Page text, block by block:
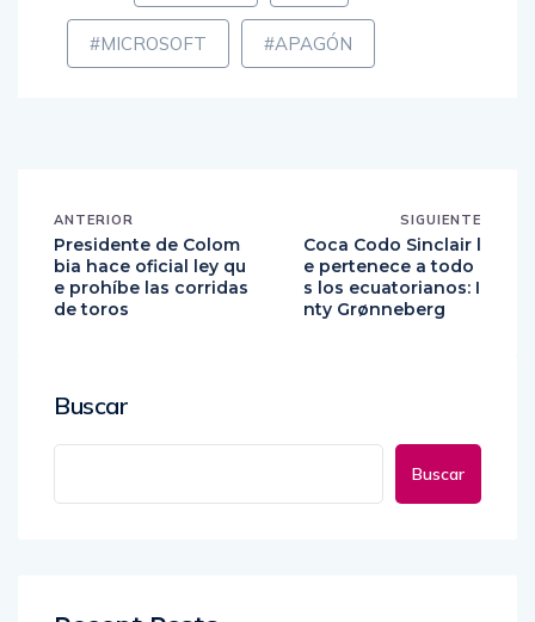
#MICROSOFT #APAGÓN
ANTERIOR
Presidente de Colom
bia hace oficial ley qu
e prohíbe las corridas
de toros
SIGUIENTE
Coca Codo Sinclair l
e pertenece a todo
s los ecuatorianos: I
nty Grønneberg
Buscar
Buscar